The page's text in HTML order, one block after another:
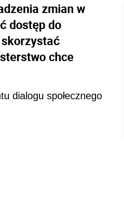
zmian w
dostęp do
chce
dialogu społecznego